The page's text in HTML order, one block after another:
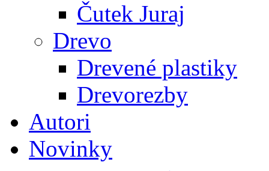
Čutek Juraj
Drevo
Drevené plastiky
Drevorezby
Autori
Novinky